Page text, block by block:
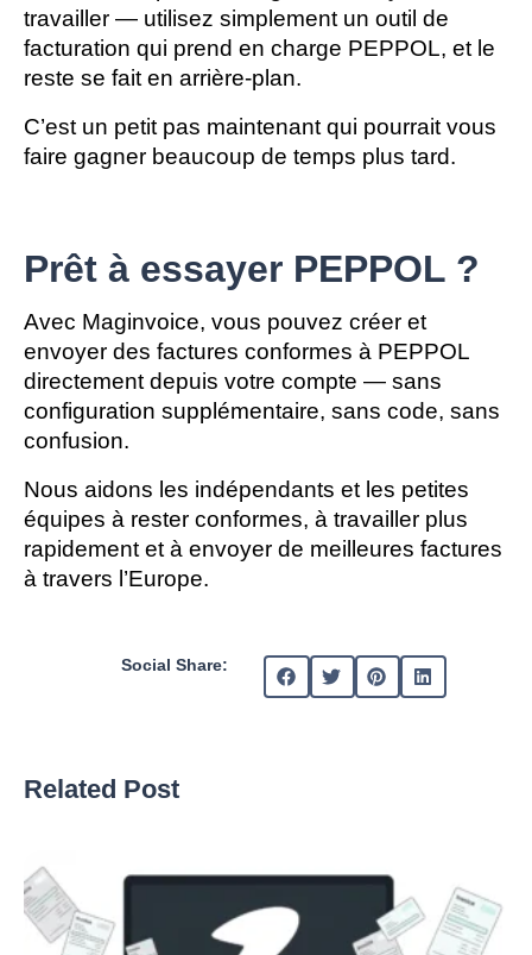
travailler — utilisez simplement un outil de
facturation qui prend en charge PEPPOL, et le
reste se fait en arrière-plan.
C’est un petit pas maintenant qui pourrait vous
faire gagner beaucoup de temps plus tard.
Prêt à essayer PEPPOL ?
Avec Maginvoice, vous pouvez créer et
envoyer des factures conformes à PEPPOL
directement depuis votre compte — sans
configuration supplémentaire, sans code, sans
confusion.
Nous aidons les indépendants et les petites
équipes à rester conformes, à travailler plus
rapidement et à envoyer de meilleures factures
à travers l’Europe.
Social Share:
Related Post